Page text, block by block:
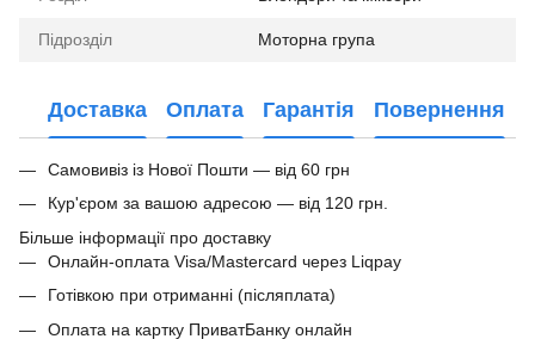
Підрозділ Моторна група
Доставка Оплата Гарантія Повернення
Самовивіз із Нової Пошти — від 60 грн
Кур'єром за вашою адресою — від 120 грн.
Більше інформації про доставку
Онлайн-оплата Visa/Mastercard через Liqpay
Готівкою при отриманні (післяплата)
Оплата на картку ПриватБанку онлайн